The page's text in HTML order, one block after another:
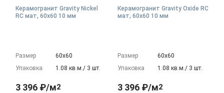
Керамогранит Gravity Nickel
RC мат, 60x60 10 мм
Размер
60х60
Упаковка
1.08 кв.м./ 3 шт.
3 396 ₽/м2
Керамогранит Gravity Oxide RC
мат, 60x60 10 мм
Размер
60х60
Упаковка
1.08 кв.м./ 3 шт.
3 396 ₽/м2